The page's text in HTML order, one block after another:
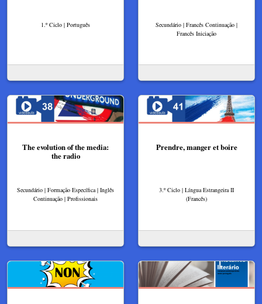
1.º Ciclo | Português
Secundário | Francês Continuação |
Francês Iniciação
The evolution of the media:
the radio
Secundário | Formação Específica | Inglês
Continuação | Profissionais
Prendre, manger et boire
3.º Ciclo | Língua Estrangeira II
(Francês)